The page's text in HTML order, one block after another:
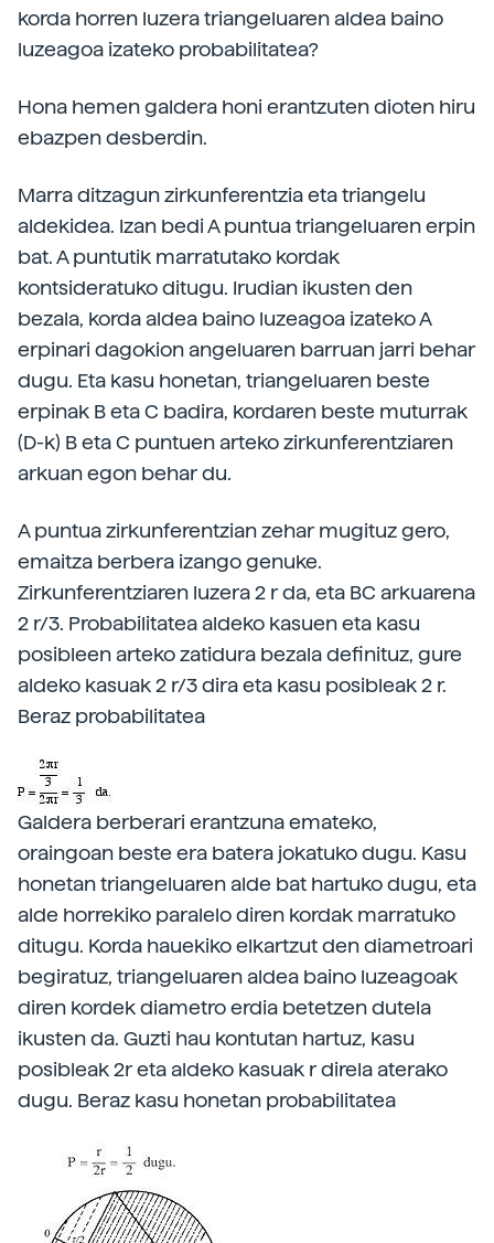
korda horren luzera triangeluaren aldea baino
luzeagoa izateko probabilitatea?
Hona hemen galdera honi erantzuten dioten hiru
ebazpen desberdin.
Marra ditzagun zirkunferentzia eta triangelu
aldekidea. Izan bedi A puntua triangeluaren erpin
bat. A puntutik marratutako kordak
kontsideratuko ditugu. Irudian ikusten den
bezala, korda aldea baino luzeagoa izateko A
erpinari dagokion angeluaren barruan jarri behar
dugu. Eta kasu honetan, triangeluaren beste
erpinak B eta C badira, kordaren beste muturrak
(D-k) B eta C puntuen arteko zirkunferentziaren
arkuan egon behar du.
A puntua zirkunferentzian zehar mugituz gero,
emaitza berbera izango genuke.
Zirkunferentziaren luzera 2 r da, eta BC arkuarena
2 r/3. Probabilitatea aldeko kasuen eta kasu
posibleen arteko zatidura bezala definituz, gure
aldeko kasuak 2 r/3 dira eta kasu posibleak 2 r.
Beraz probabilitatea
Galdera berberari erantzuna emateko,
oraingoan beste era batera jokatuko dugu. Kasu
honetan triangeluaren alde bat hartuko dugu, eta
alde horrekiko paralelo diren kordak marratuko
ditugu. Korda hauekiko elkartzut den diametroari
begiratuz, triangeluaren aldea baino luzeagoak
diren kordek diametro erdia betetzen dutela
ikusten da. Guzti hau kontutan hartuz, kasu
posibleak 2r eta aldeko kasuak r direla aterako
dugu. Beraz kasu honetan probabilitatea